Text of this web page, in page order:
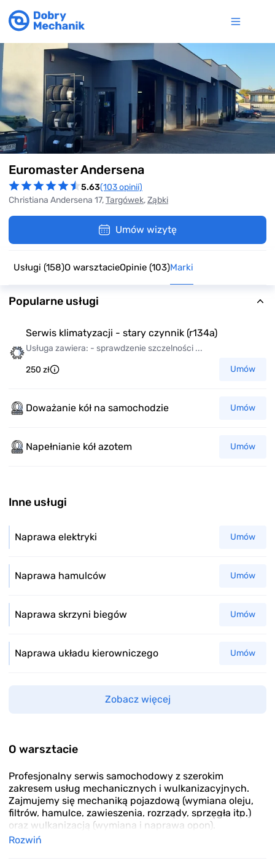
Euromaster Andersena
5.63(103 opinii)
Christiana Andersena 17,Targówek,Ząbki
Umów wizytę
Usługi (158)O warsztacieOpinie (103)Marki
Popularne usługi
Serwis klimatyzacji - stary czynnik (r134a)
Usługa zawiera: - sprawdzenie szczelności ...
250 zł Umów
Doważanie kół na samochodzie Umów
Napełnianie kół azotem Umów
Inne usługi
Naprawa elektryki Umów
Naprawa hamulców Umów
Naprawa skrzyni biegów Umów
Naprawa układu kierowniczego Umów
Zobacz więcej
O warsztacie
Profesjonalny serwis samochodowy z szerokim
zakresem usług mechanicznych i wulkanizacyjnych.
Zajmujemy się mechaniką pojazdową (wymiana oleju,
filtrów, hamulce, zawieszenia, rozrządy, sprzęgła itp.)
oraz wulkanizacją (wymiana i naprawa opon).
Rozwiń